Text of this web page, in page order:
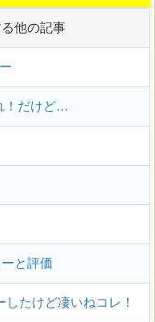
他の記事
！だけど…
と評価
たけど凄いねコレ！